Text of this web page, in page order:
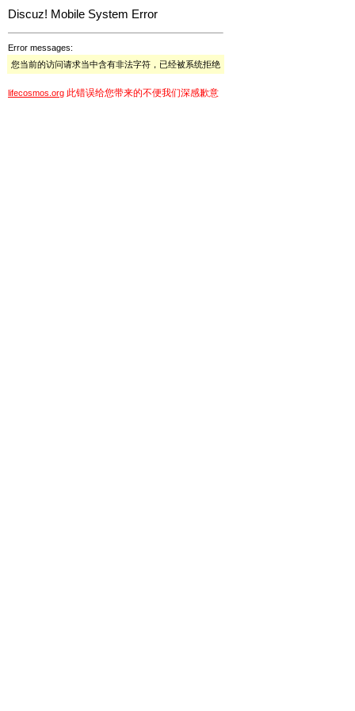
Discuz! Mobile System Error
Error messages:
您当前的访问请求当中含有非法字符，已经被系统拒绝
lifecosmos.org 此错误给您带来的不便我们深感歉意